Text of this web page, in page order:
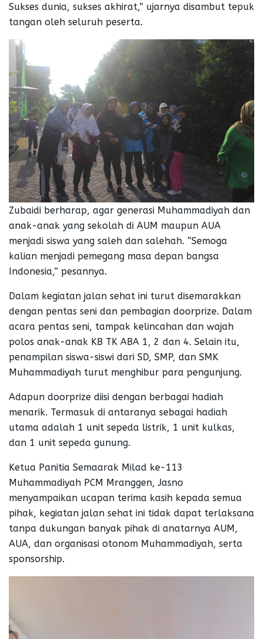
Sukses dunia, sukses akhirat,” ujarnya disambut tepuk
tangan oleh seluruh peserta.
Zubaidi berharap, agar generasi Muhammadiyah dan
anak-anak yang sekolah di AUM maupun AUA
menjadi siswa yang saleh dan salehah. “Semoga
kalian menjadi pemegang masa depan bangsa
Indonesia,” pesannya.
Dalam kegiatan jalan sehat ini turut disemarakkan
dengan pentas seni dan pembagian doorprize. Dalam
acara pentas seni, tampak kelincahan dan wajah
polos anak-anak KB TK ABA 1, 2 dan 4. Selain itu,
penampilan siswa-siswi dari SD, SMP, dan SMK
Muhammadiyah turut menghibur para pengunjung.
Adapun doorprize diisi dengan berbagai hadiah
menarik. Termasuk di antaranya sebagai hadiah
utama adalah 1 unit sepeda listrik, 1 unit kulkas,
dan 1 unit sepeda gunung.
Ketua Panitia Semaarak Milad ke-113
Muhammadiyah PCM Mranggen, Jasno
menyampaikan ucapan terima kasih kepada semua
pihak, kegiatan jalan sehat ini tidak dapat terlaksana
tanpa dukungan banyak pihak di anatarnya AUM,
AUA, dan organisasi otonom Muhammadiyah, serta
sponsorship.